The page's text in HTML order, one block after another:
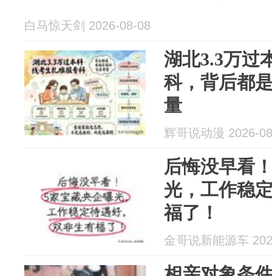
白马惊天剑 2026-08-08
湖北3.3万过
科，背后都
量
辉哥说动漫 2026-
后悔没早看
光，工作稳
福了！
金哥说新能源车